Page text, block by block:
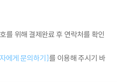
를 위해 결제완료 후 연락처를 확인
에게 문의하기]를 이용해 주시기 바